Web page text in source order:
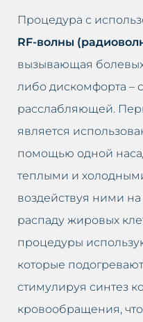
Процедура с
RF-волны
вызывающая
либо дискомфорта –
расслабляющей.
является
помощью одной
теплыми и
воздействуя ними
распаду жировых
процедуры
которые
стимулируя синтез
кровообращения,